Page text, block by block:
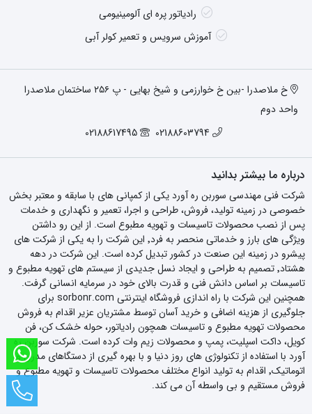
رادیاتور پره ای آلومینیومی
آموزش سرویس و تعمیر کولر آبی
خ ملاصدرا -بین خ خوارزمی و شیخ بهایی - پ ۲۵۶ ساختمان ملاصدرا
واحد دوم
02188603794
02188617495
درباره ما بیشتر بدانید
شرکت فنی مهندسی سوربن ره آورد یکی از کمپانی های با سابقه و معتبر بخش
خصوصی در زمینه تولید، فروش، طراحی و اجرا، تعمیر و نگهداری و خدمات
پس از نصب محصولات تاسیسات و تهویه مطبوع است. از این رو داشتن
ویژگی های بارز و خدماتی منحصر به فرد٬ این شرکت را به یکی از شرکت های
پیشرو در زمینه این صنعت در کشور تبدیل کرده است. این شرکت در دهه
هشتاد٬ تصمیم به طراحی و ایجاد نسل جدیدی از سیستم های تهویه مطبوع و
تاسیسات بر اساس دانش فنی و قدرت بالای خود در سرمایه انسانی گرفت.
همچنین این شرکت با راه اندازی فروشگاه اینترنتی sorbonr.com برای
جلوگیری از هزینه اضافی و خرید آسان توسط مشتریان عزیر اقدام به فروش
محصولات تهویه مطبوع و تاسیسات همچون رادیاتور، حوله خشک کن، فن
کویل، داکت اسپلیت، پمپ و محصولات زیم وات کرده است. شرکت سوربن ره
آورد با استفاده از تکنولوژی های روز دنیا و با بهره گیری از دستگاهای مدرن و
اتوماتیک٬ اقدام به تولید انواع مختلف محصولات تاسیسات و تهویه مطبوع و
فروش مستقیم و بی واسطه آن می کند.